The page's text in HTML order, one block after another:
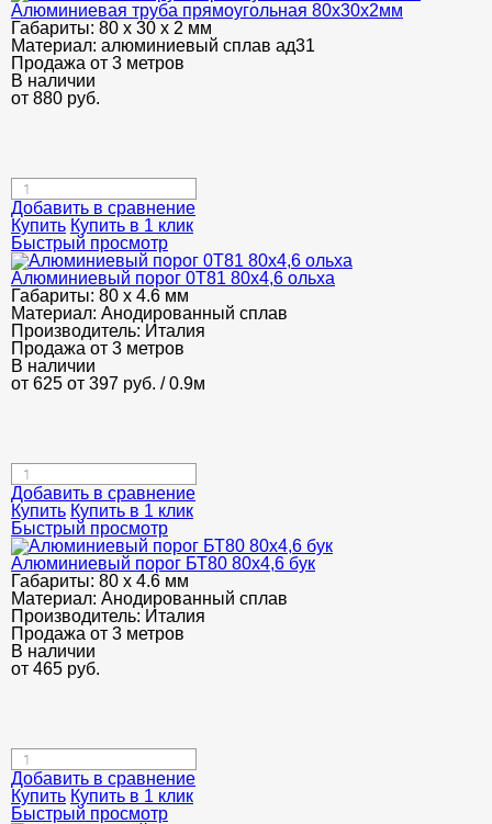
Алюминиевая труба прямоугольная 80х30х2мм
Габариты: 80 х 30 х 2 мм
Материал: алюминиевый сплав ад31
Продажа от 3 метров
В наличии
от 880 руб.
Добавить в сравнение
Купить Купить в 1 клик
Быстрый просмотр
Алюминиевый порог 0Т81 80х4,6 ольха
Габариты: 80 х 4.6 мм
Материал: Анодированный сплав
Производитель: Италия
Продажа от 3 метров
В наличии
от 625 от 397 руб. / 0.9м
Добавить в сравнение
Купить Купить в 1 клик
Быстрый просмотр
Алюминиевый порог БТ80 80х4,6 бук
Габариты: 80 х 4.6 мм
Материал: Анодированный сплав
Производитель: Италия
Продажа от 3 метров
В наличии
от 465 руб.
Добавить в сравнение
Купить Купить в 1 клик
Быстрый просмотр